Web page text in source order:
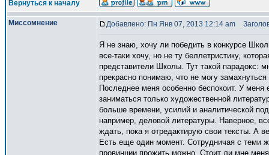
Вернуться к началу
Миссомнение Добавлено: Пн Янв 07, 2013 12:14 am
Я не знаю, хочу ли победить в конкурсе
все-таки хочу, но не ту беллетристику,
представители Школы. Тут такой парадокс:
прекрасно понимаю, что не могу
Последнее меня особенно беспокоит. У меня
заниматься только художественной
больше времени, усилий и аналитической
например, деловой литературы. Наверное,
ждать, пока я отредактирую свои тексты. А
Есть еще один момент. Сотрудничая с теми
провинции прожить можно. Стоит ли мне